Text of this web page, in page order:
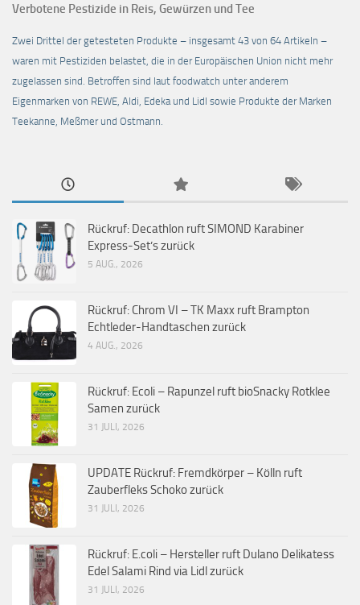
Verbotene Pestizide in Reis, Gewürzen und Tee
Zwei Drittel der getesteten Produkte – insgesamt 43 von 64 Artikeln –
waren mit Pestiziden belastet, die in der Europäischen Union nicht mehr
zugelassen sind. Betroffen sind laut foodwatch unter anderem
Eigenmarken von REWE, Aldi, Edeka und Lidl sowie Produkte der Marken
Teekanne, Meßmer und Ostmann.
Rückruf: Decathlon ruft SIMOND Karabiner
Express-Set’s zurück
5 AUG., 2026
Rückruf: Chrom VI – TK Maxx ruft Brampton
Echtleder-Handtaschen zurück
4 AUG., 2026
Rückruf: Ecoli – Rapunzel ruft bioSnacky Rotklee
Samen zurück
31 JULI, 2026
UPDATE Rückruf: Fremdkörper – Kölln ruft
Zauberfleks Schoko zurück
31 JULI, 2026
Rückruf: E.coli – Hersteller ruft Dulano Delikatess
Edel Salami Rind via Lidl zurück
31 JULI, 2026